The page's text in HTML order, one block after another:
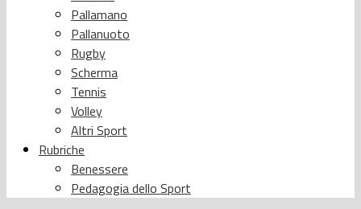
Pallamano
Pallanuoto
Rugby
Scherma
Tennis
Volley
Altri Sport
Rubriche
Benessere
Pedagogia dello Sport